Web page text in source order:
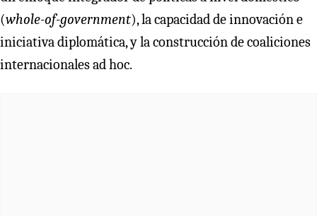
(whole-of-government), la capacidad de innovación e
iniciativa diplomática, y la construcción de coaliciones
internacionales ad hoc.